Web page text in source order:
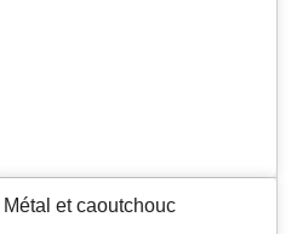
Métal et caoutchouc